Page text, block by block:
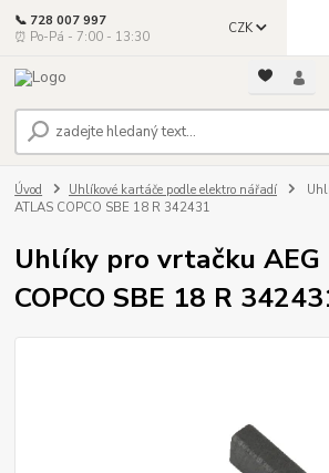
CZK
📞 728 007 997
⏰ Po-Pá - 7:00 - 13:30
Úvod Uhlíkové kartáče podle elektro nářadí
ATLAS COPCO SBE 18 R 342431
Uhlíky pro vrtačku AEG
COPCO SBE 18 R